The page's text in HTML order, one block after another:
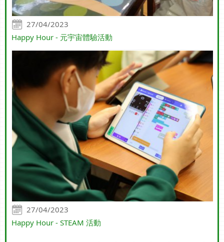
27/04/2023
Happy Hour - 元宇宙體驗活動
27/04/2023
Happy Hour - STEAM 活動